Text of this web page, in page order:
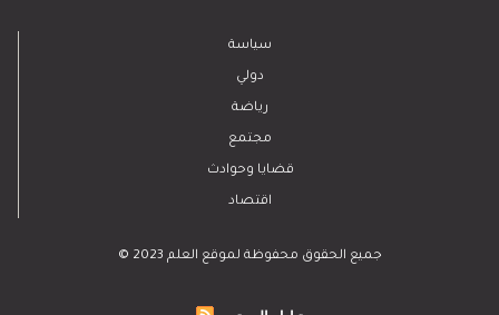
سياسة
دولي
رياضة
مجتمع
قضايا وحوادث
اقتصاد
© 2023 جميع الحقوق محفوظة لموقع العلم